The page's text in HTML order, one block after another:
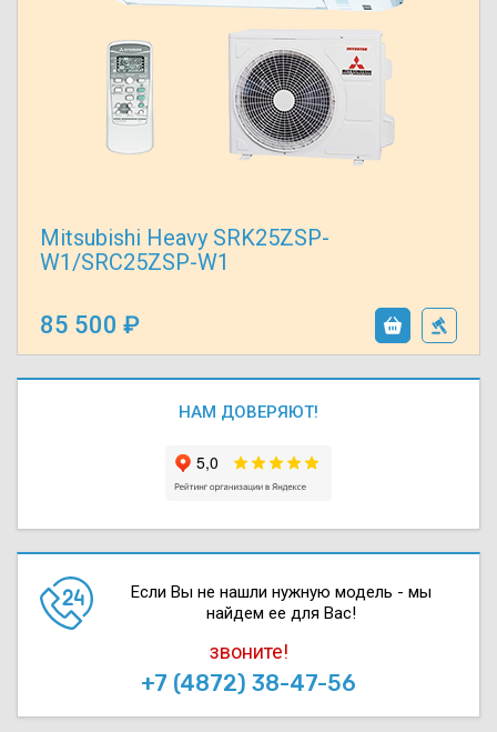
Mitsubishi Heavy SRK25ZSP-
W1/SRC25ZSP-W1
85 500
НАМ ДОВЕРЯЮТ!
Если Вы не нашли нужную модель - мы
найдем ее для Вас!
звоните!
+7 (4872) 38-47-56